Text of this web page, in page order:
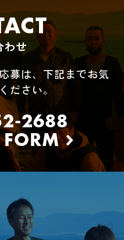
わせ
募は、下記までお気
ださい。
2688
FORM